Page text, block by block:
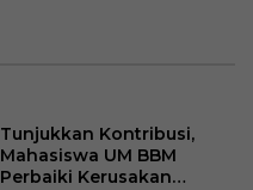
Tunjukkan Kontribusi,
Mahasiswa UM BBM
Perbaiki Kerusakan